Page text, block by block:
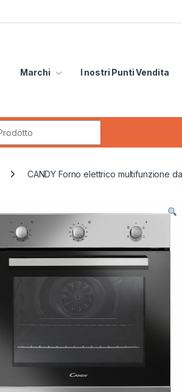
Marchi I nostri Punti Vendita
CANDY Forno elettrico multifunzione